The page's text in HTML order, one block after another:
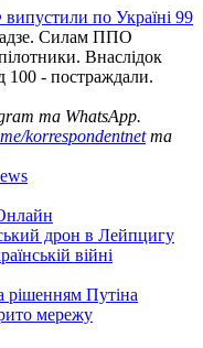
випустили по Україні 99
Силам ППО
Внаслідок
100 - постраждали.
та WhatsApp.
korrespondentnetта
дрон в Лейпцигу
війні
рішенням Путіна
мережу